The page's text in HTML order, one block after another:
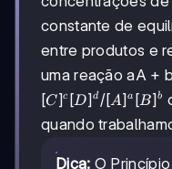
constante de
entre produtos e
uma reação aA +
[C]^c[D]^d
[C]c [D]d/[A]a [B]b
quando
Dica: O